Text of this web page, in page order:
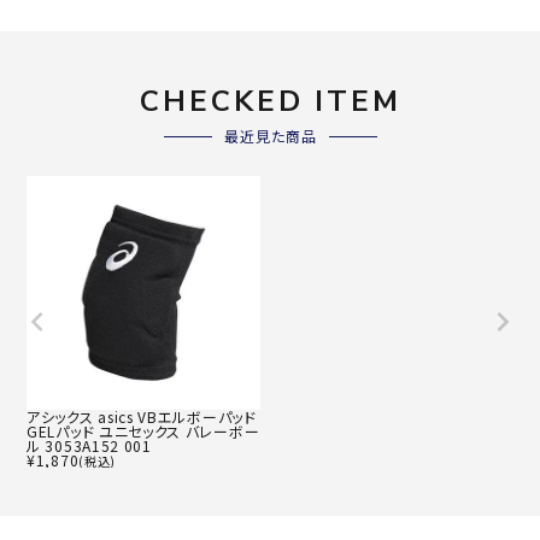
CHECKED ITEM
最近見た商品
アシックス asics VBエルボーパッド
GELパッド ユニセックス バレーボー
ル 3053A152 001
¥1,870(税込)